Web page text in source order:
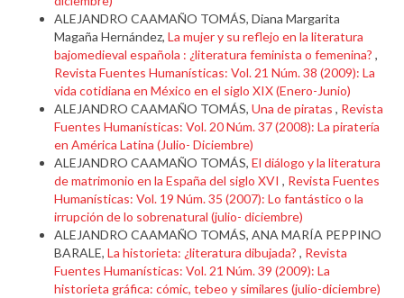
ALEJANDRO CAAMAÑO TOMÁS, Diana Margarita
Magaña Hernández, La mujer y su reflejo en la literatura
bajomedieval española : ¿literatura feminista o femenina? ,
Revista Fuentes Humanísticas: Vol. 21 Núm. 38 (2009): La
vida cotidiana en México en el siglo XIX (Enero-Junio)
ALEJANDRO CAAMAÑO TOMÁS, Una de piratas , Revista
Fuentes Humanísticas: Vol. 20 Núm. 37 (2008): La piratería
en América Latina (Julio- Diciembre)
ALEJANDRO CAAMAÑO TOMÁS, El diálogo y la literatura
de matrimonio en la España del siglo XVI , Revista Fuentes
Humanísticas: Vol. 19 Núm. 35 (2007): Lo fantástico o la
irrupción de lo sobrenatural (julio- diciembre)
ALEJANDRO CAAMAÑO TOMÁS, ANA MARÍA PEPPINO
BARALE, La historieta: ¿literatura dibujada? , Revista
Fuentes Humanísticas: Vol. 21 Núm. 39 (2009): La
historieta gráfica: cómic, tebeo y similares (julio-diciembre)